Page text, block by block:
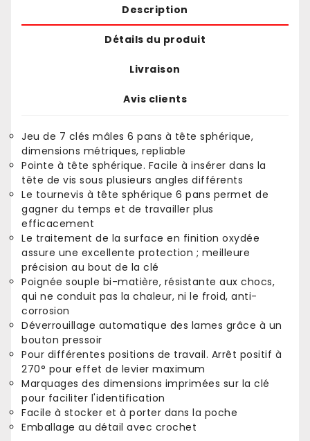
Description
Détails du produit
Livraison
Avis clients
Jeu de 7 clés mâles 6 pans à tête sphérique,
dimensions métriques, repliable
Pointe à tête sphérique. Facile à insérer dans la
tête de vis sous plusieurs angles différents
Le tournevis à tête sphérique 6 pans permet de
gagner du temps et de travailler plus
efficacement
Le traitement de la surface en finition oxydée
assure une excellente protection ; meilleure
précision au bout de la clé
Poignée souple bi-matière, résistante aux chocs,
qui ne conduit pas la chaleur, ni le froid, anti-
corrosion
Déverrouillage automatique des lames grâce à un
bouton pressoir
Pour différentes positions de travail. Arrêt positif à
270° pour effet de levier maximum
Marquages des dimensions imprimées sur la clé
pour faciliter l'identification
Facile à stocker et à porter dans la poche
Emballage au détail avec crochet